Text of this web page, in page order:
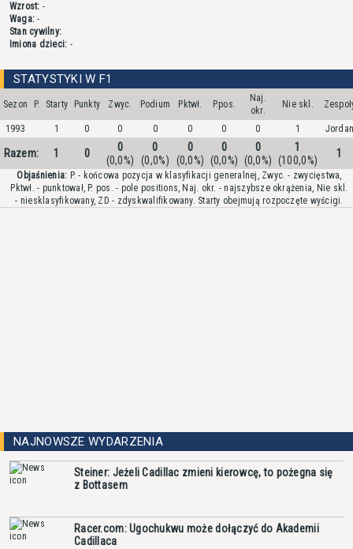
Wzrost: -
Waga: -
Stan cywilny:
Imiona dzieci: -
STATYSTYKI W F1
Sezon P. Starty Punkty Zwyc. Podium Pktwł. P.pos.
Naj.
okr.
Nie skl.
1993 1 0 0 0 0 0 0 1
Razem: 1 0
0
(0,0%)
0
(0,0%)
0
(0,0%)
0
(0,0%)
0
(0,0%)
1
(100,0%)
1
Objaśnienia: P. - końcowa pozycja w klasyfikacji generalnej, Zwyc. - zwycięstwa,
Pktwł. - punktował, P. pos. - pole positions, Naj. okr. - najszybsze okrążenia, Nie skl.
- niesklasyfikowany, ZD - zdyskwalifikowany. Starty obejmują rozpoczęte wyścigi.
NAJNOWSZE WYDARZENIA
Steiner: Jeżeli Cadillac zmieni kierowcę, to pożegna się
z Bottasem
Racer.com: Ugochukwu może dołączyć do Akademii
Cadillaca